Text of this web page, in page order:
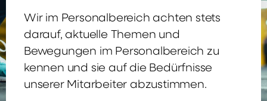
Wir im Personalbereich achten stets
darauf, aktuelle Themen und
Bewegungen im Personalbereich zu
kennen und sie auf die Bedürfnisse
unserer Mitarbeiter abzustimmen.